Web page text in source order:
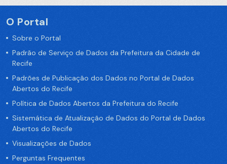
O Portal
Sobre o Portal
Padrão de Serviço de Dados da Prefeitura da Cidade de
Recife
Padrões de Publicação dos Dados no Portal de Dados
Abertos do Recife
Política de Dados Abertos da Prefeitura do Recife
Sistemática de Atualização de Dados do Portal de Dados
Abertos do Recife
Visualizações de Dados
Perguntas Frequentes